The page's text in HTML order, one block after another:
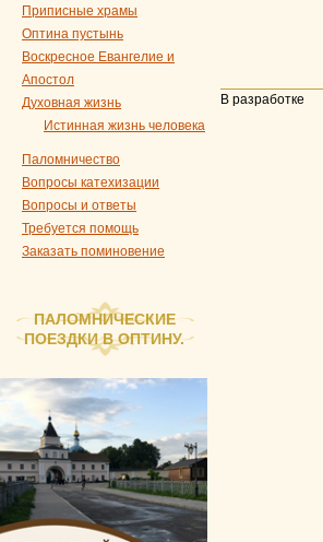
Приписные храмы
Оптина пустынь
Воскресное Евангелие и
Апостол
Духовная жизнь
Истинная жизнь человека
Паломничество
Вопросы катехизации
Вопросы и ответы
Требуется помощь
Заказать поминовение
ПАЛОМНИЧЕСКИЕ
ПОЕЗДКИ В ОПТИНУ.
В разработке